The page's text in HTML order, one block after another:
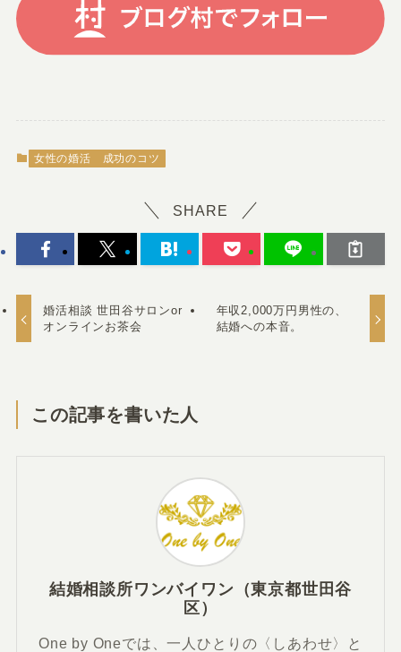
女性の婚活 成功のコツ
SHARE
婚活相談 世田谷サロンor
オンラインお茶会
年収2,000万円男性の、
結婚への本音。
この記事を書いた人
結婚相談所ワンバイワン（東京都世田谷
区）
One by Oneでは、一人ひとりの〈しあわせ〉と